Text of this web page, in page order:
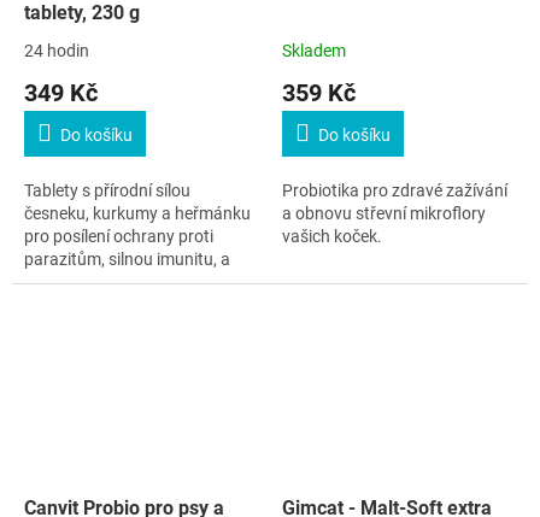
tablety, 230 g
24 hodin
349 Kč
Do košíku
Tablety s přírodní sílou
česneku, kurkumy a heřmánku
pro posílení ochrany proti
parazitům, silnou imunitu, a
zdravé trávení psů a koček.
Skladem
359 Kč
Do košíku
Probiotika pro zdravé zažívání
a obnovu střevní mikroflory
vašich koček.
Canvit Probio pro psy a Gimcat - Malt-Soft extra